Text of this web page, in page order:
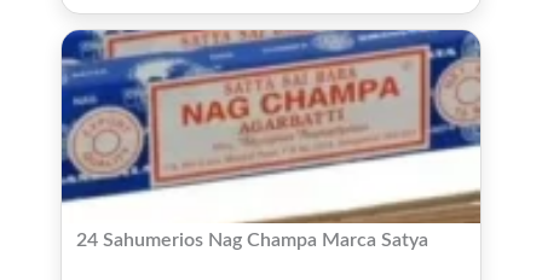
24 Sahumerios Nag Champa Marca Satya